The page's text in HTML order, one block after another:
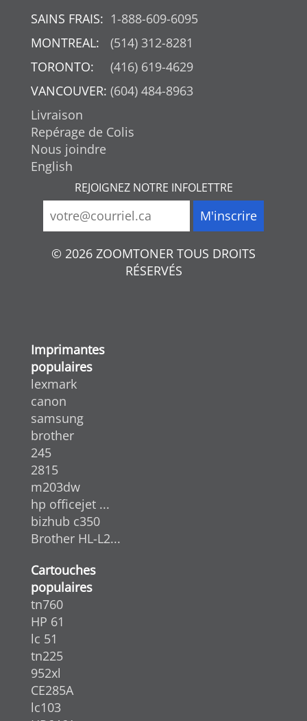
SAINS FRAIS: 1-888-609-6095
MONTREAL:
(514) 312-8281
TORONTO:
(416) 619-4629
VANCOUVER: (604) 484-8963
Livraison
Repérage de Colis
Nous joindre
English
REJOIGNEZ NOTRE INFOLETTRE
© 2026 ZOOMTONER TOUS DROITS
RÉSERVÉS
Imprimantes
populaires
lexmark
canon
samsung
brother
245
2815
m203dw
hp officejet ...
bizhub c350
Brother HL-L2...
Cartouches
populaires
tn760
HP 61
lc 51
tn225
952xl
CE285A
lc103